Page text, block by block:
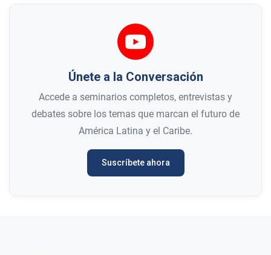
Únete a la Conversación
Accede a seminarios completos, entrevistas y
debates sobre los temas que marcan el futuro de
América Latina y el Caribe.
Suscríbete ahora